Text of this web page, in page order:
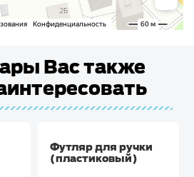
Вас также
Футляр для ручки
(пластиковый)